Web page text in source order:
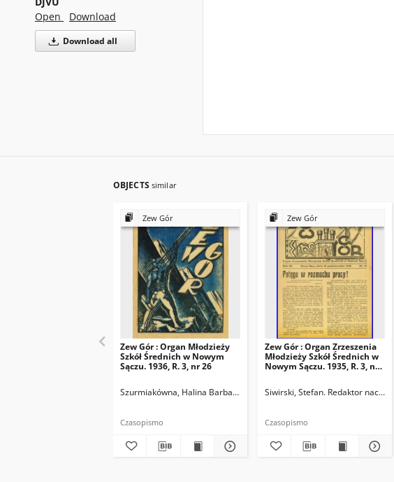
Open
Download
Download all
OBJECTS similar
Zew Gór
Zew Gór : Organ Młodzieży
Szkół Średnich w Nowym
Sączu. 1936, R. 3, nr 26
Szurmiakówna, Halina Barbara (1920-1945). Redaktor naczelny
Czasopismo
Zew Gór
Zew Gór : Organ Zrzeszenia
Młodzieży Szkół Średnich w
Nowym Sączu. 1935, R. 3, nr
Siwirski, Stefan. Redaktor naczelny
Czasopismo